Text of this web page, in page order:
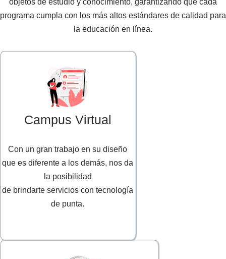
objetos de estudio y conocimiento, garantizando que cada
programa cumpla con los más altos estándares de calidad para
la educación en línea.
Campus Virtual
Con un gran trabajo en su diseño
que es diferente a los demás, nos da
la posibilidad
de brindarte servicios con tecnología
de punta.